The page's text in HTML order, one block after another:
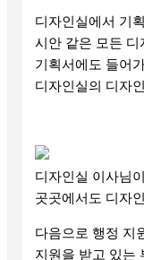
디자인실에서 기
시안 같은 모든 디
기획서에도 들어
디자인실의 디자
디자인실 이사님
곳곳에서도 디자
다음으로 행정 지
지원을 받고 있는